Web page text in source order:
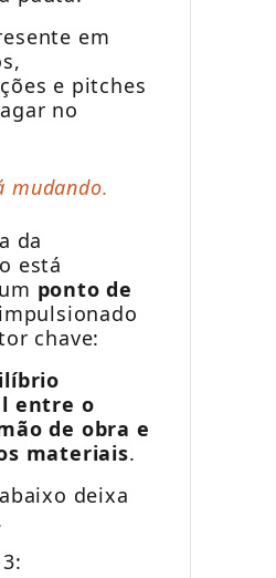
em
e pitches
no
mudando.
da
está
ponto de
chave:
entre o
de obra e
materiais.
deixa